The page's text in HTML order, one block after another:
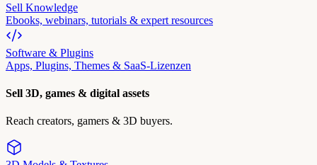
Sell Knowledge
Ebooks, webinars, tutorials & expert resources
Software & Plugins
Apps, Plugins, Themes & SaaS-Lizenzen
Sell 3D, games & digital assets
Reach creators, gamers & 3D buyers.